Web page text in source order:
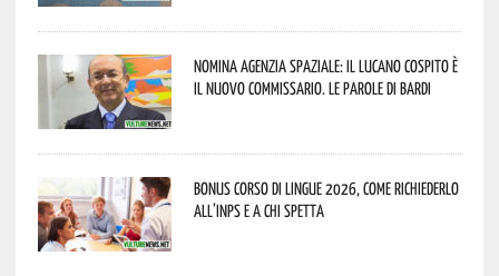
Nomina Agenzia Spaziale: il lucano Cospito è
il nuovo commissario. Le parole di Bardi
Bonus corso di lingue 2026, come richiederlo
all’INPS e a chi spetta